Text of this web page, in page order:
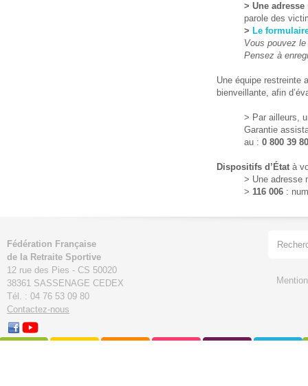
> Une adresse
parole des
> Le
Vous pouvez le
Pensez à
Une équipe restreinte
bienveillante, afin
> Par ailleurs,
Garantie
au : 0 800 39 80
Dispositifs d’État à
> Une adresse
> 116 006 :
Fédération Française
de la Retraite Sportive
12 rue des Pies - CS 50020
38361 SASSENAGE CEDEX
Tél. : 04 76 53 09 80
Contactez-nous